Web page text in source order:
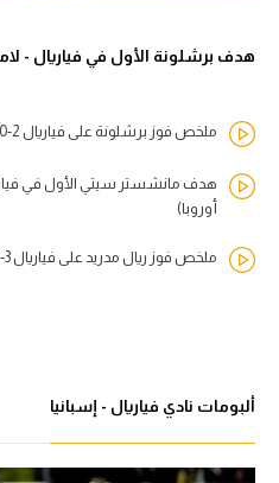
هدف برشلونة الأول في فياريال -
ملخص فوز برشلونة على فياريال 2-0 (الدوري الإسباني)
هدف مانشستر سيتي الأول في
أوروبا)
ملخص فوز ريال مدريد على فياريال 3-1 (الدوري الإسباني)
ألبومات نادي فياريال - إسبانيا